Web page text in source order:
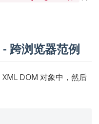
跨浏览器范例
DOM 对象中，然后